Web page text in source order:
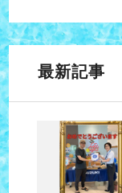
最新記事